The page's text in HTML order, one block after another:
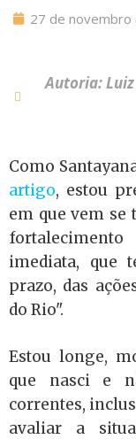
27 de novembro
Autoria:
Como
artigo, estou
em que vem se
imediata, que
prazo, das
do Rio".
Estou longe,
que nasci e
correntes,
avaliar a